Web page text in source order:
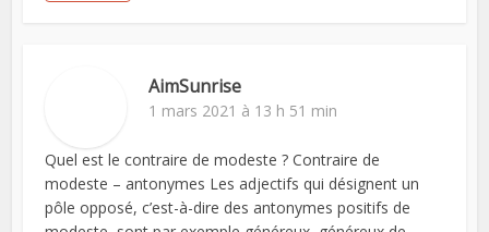
AimSunrise
1 mars 2021 à 13 h 51 min
Quel est le contraire de modeste ? Contraire de
modeste – antonymes Les adjectifs qui désignent un
pôle opposé, c’est-à-dire des antonymes positifs de